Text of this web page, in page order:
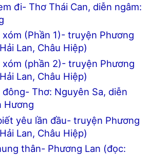
đi- Thơ Thái Can, diễn ngâm:
xóm (Phần 1)- truyện Phương
Lan, Châu Hiệp)
xóm (phần 2)- truyện Phương
Lan, Châu Hiệp)
đông- Thơ: Nguyên Sa, diễn
Hương
yêu lần đầu- truyện Phương
Lan, Châu Hiệp)
thân- Phương Lan (đọc: